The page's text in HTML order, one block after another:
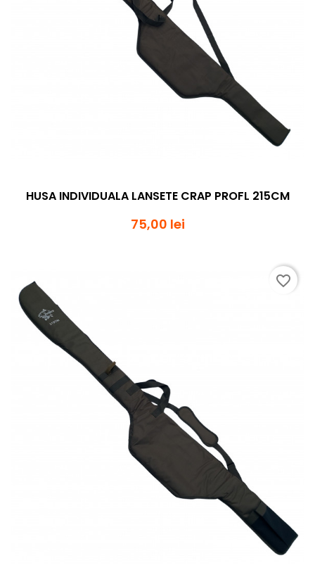
HUSA INDIVIDUALA LANSETE CRAP PROFL 215CM
75,00 lei
favorite_border